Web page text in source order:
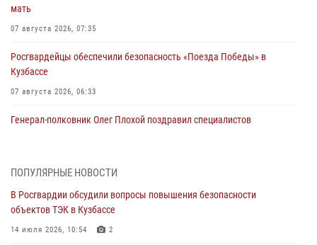
мать
07 августа 2026, 07:35
Росгвардейцы обеспечили безопасность «Поезда Победы» в
Кузбассе
07 августа 2026, 06:33
Генерал-полковник Олег Плохой поздравил специалистов
07 августа 2026, 05:32
С 1 сентября 2026 года вступает в силу новый федеральный закон о
частной охранной деятельности
06 августа 2026, 10:19
ПОПУЛЯРНЫЕ НОВОСТИ
В Росгвардии обсудили вопросы повышения безопасности
объектов ТЭК в Кузбассе
14 июля 2026, 10:54 2